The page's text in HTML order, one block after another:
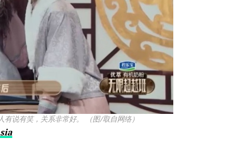
说有笑，关系非常好。 （图/取自网络）